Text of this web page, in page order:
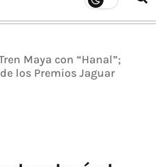
Maya con “Hanal”;
los Premios Jaguar